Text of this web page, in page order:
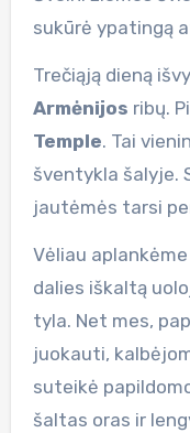
sukūrė ypatingą
Trečiąją dieną
Armėnijos ribų.
Temple. Tai
šventykla šalyje.
jautėmės tarsi
Vėliau aplankėme
dalies iškaltą
tyla. Net mes,
juokauti,
suteikė
šaltas oras ir